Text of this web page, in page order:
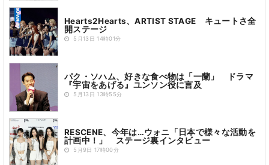
Hearts2Hearts、ARTIST STAGE キュートさ全
開ステージ
5月13日 14時01分
パク・ソハム、好きな食べ物は「一蘭」 ドラマ
『宇宙をあげる』ユンソン役に言及
5月13日 13時55分
RESCENE、今年は…ウォニ「日本で様々な活動を
計画中！」 ステージ裏インタビュー
5月9日 17時00分